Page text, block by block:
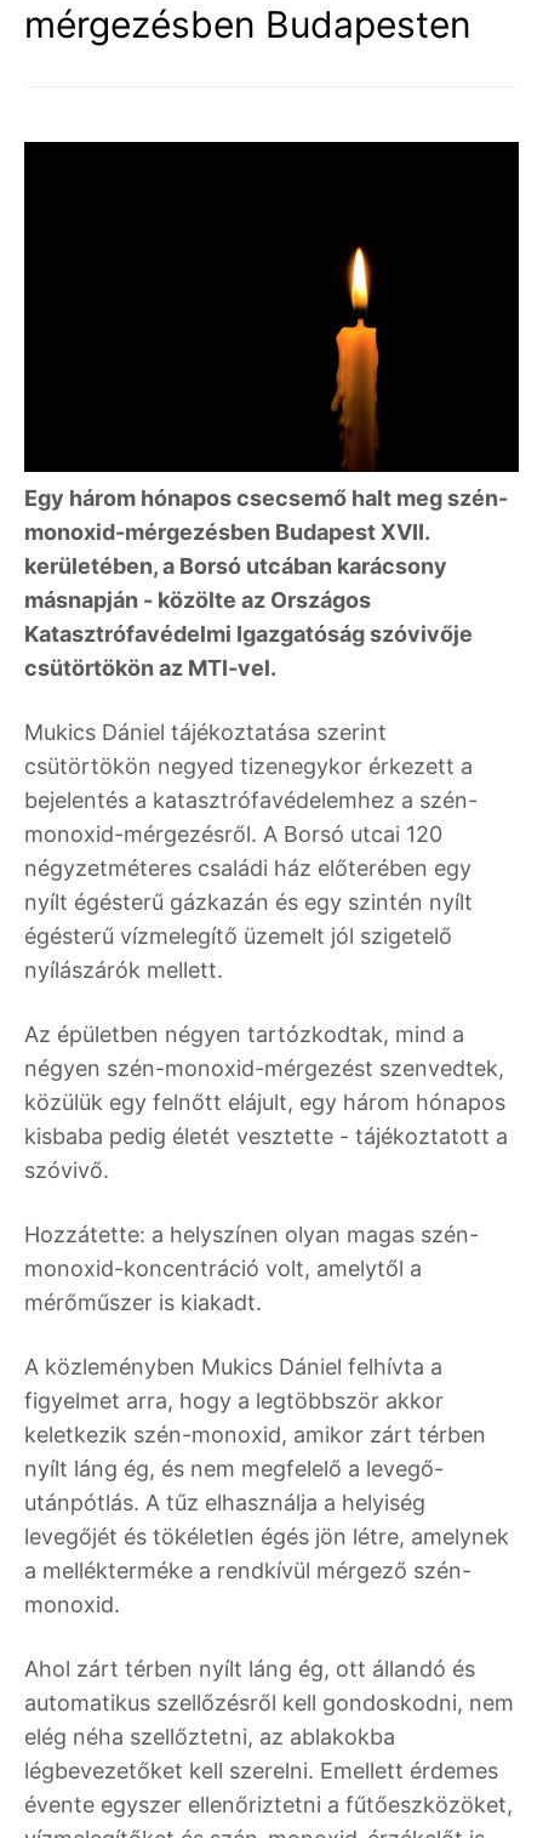
mérgezésben Budapesten
Egy három hónapos csecsemő halt meg szén-
monoxid-mérgezésben Budapest XVII.
kerületében, a Borsó utcában karácsony
másnapján - közölte az Országos
Katasztrófavédelmi Igazgatóság szóvivője
csütörtökön az MTI-vel.
Mukics Dániel tájékoztatása szerint
csütörtökön negyed tizenegykor érkezett a
bejelentés a katasztrófavédelemhez a szén-
monoxid-mérgezésről. A Borsó utcai 120
négyzetméteres családi ház előterében egy
nyílt égésterű gázkazán és egy szintén nyílt
égésterű vízmelegítő üzemelt jól szigetelő
nyílászárók mellett.
Az épületben négyen tartózkodtak, mind a
négyen szén-monoxid-mérgezést szenvedtek,
közülük egy felnőtt elájult, egy három hónapos
kisbaba pedig életét vesztette - tájékoztatott a
szóvivő.
Hozzátette: a helyszínen olyan magas szén-
monoxid-koncentráció volt, amelytől a
mérőműszer is kiakadt.
A közleményben Mukics Dániel felhívta a
figyelmet arra, hogy a legtöbbször akkor
keletkezik szén-monoxid, amikor zárt térben
nyílt láng ég, és nem megfelelő a levegő-
utánpótlás. A tűz elhasználja a helyiség
levegőjét és tökéletlen égés jön létre, amelynek
a mellékterméke a rendkívül mérgező szén-
monoxid.
Ahol zárt térben nyílt láng ég, ott állandó és
automatikus szellőzésről kell gondoskodni, nem
elég néha szellőztetni, az ablakokba
légbevezetőket kell szerelni. Emellett érdemes
évente egyszer ellenőriztetni a fűtőeszközöket,